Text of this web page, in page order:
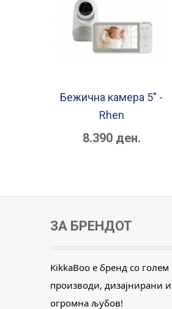
Бежична камера 5" -
Rhen
8.390 ден.
ЗА БРЕНДОТ
KikkaBoo е бренд со
производи, дизајнирани
огромна љубов!